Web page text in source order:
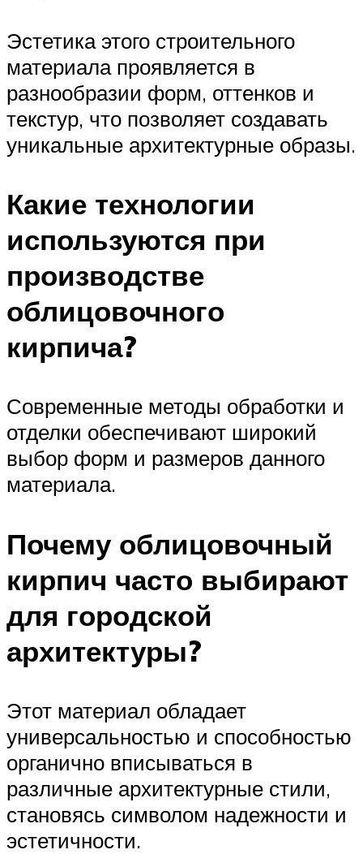
Эстетика этого строительного
материала проявляется в
разнообразии форм, оттенков и
текстур, что позволяет создавать
уникальные архитектурные образы.
Какие технологии
используются при
производстве
облицовочного
кирпича?
Современные методы обработки и
отделки обеспечивают широкий
выбор форм и размеров данного
материала.
Почему облицовочный
кирпич часто выбирают
для городской
архитектуры?
Этот материал обладает
универсальностью и способностью
органично вписываться в
различные архитектурные стили,
становясь символом надежности и
эстетичности.